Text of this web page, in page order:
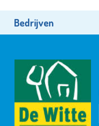
Bedrijven